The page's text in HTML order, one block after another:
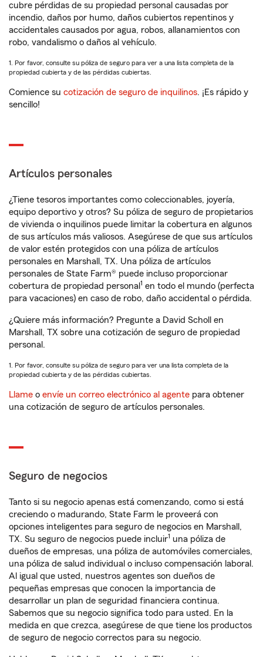
cubre pérdidas de su propiedad personal causadas por
incendio, daños por humo, daños cubiertos repentinos y
accidentales causados por agua, robos, allanamientos con
robo, vandalismo o daños al vehículo.
1. Por favor, consulte su póliza de seguro para ver a una lista completa de la
propiedad cubierta y de las pérdidas cubiertas.
Comience su cotización de seguro de inquilinos. ¡Es rápido y
sencillo!
Artículos personales
¿Tiene tesoros importantes como coleccionables, joyería,
equipo deportivo y otros? Su póliza de seguro de propietarios
de vivienda o inquilinos puede limitar la cobertura en algunos
de sus artículos más valiosos. Asegúrese de que sus artículos
de valor estén protegidos con una póliza de artículos
personales en Marshall, TX. Una póliza de artículos
personales de State Farm® puede incluso proporcionar
cobertura de propiedad personal 1 en todo el mundo (perfecta
para vacaciones) en caso de robo, daño accidental o pérdida.
¿Quiere más información? Pregunte a David Scholl en
Marshall, TX sobre una cotización de seguro de propiedad
personal.
1. Por favor, consulte su póliza de seguro para ver una lista completa de la
propiedad cubierta y de las pérdidas cubiertas.
Llame o envíe un correo electrónico al agente para obtener
una cotización de seguro de artículos personales.
Seguro de negocios
Tanto si su negocio apenas está comenzando, como si está
creciendo o madurando, State Farm le proveerá con
opciones inteligentes para seguro de negocios en Marshall,
TX. Su seguro de negocios puede incluir1 una póliza de
dueños de empresas, una póliza de automóviles comerciales,
una póliza de salud individual o incluso compensación laboral.
Al igual que usted, nuestros agentes son dueños de
pequeñas empresas que conocen la importancia de
desarrollar un plan de seguridad financiera continua.
Sabemos que su negocio significa todo para usted. En la
medida en que crezca, asegúrese de que tiene los productos
de seguro de negocio correctos para su negocio.